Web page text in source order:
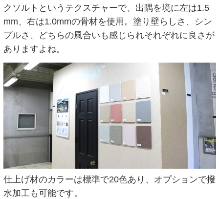
クソルトというテクスチャーで、出隅を境に左は1.5
mm、右は1.0mmの骨材を使用。塗り壁らしさ、シン
プルさ、どちらの風合いも感じられそれぞれに良さが
ありますよね。
仕上げ材のカラーは標準で20色あり、オプションで撥
水加工も可能です。